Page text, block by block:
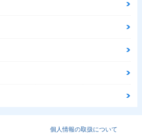
個人情報の取扱について